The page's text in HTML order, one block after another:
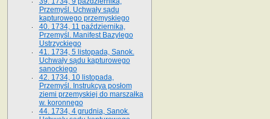
Przemyśl. Uchwały sądu
kapturowego przemyskiego
40. 1734, 11 października,
Przemyśl. Manifest Bazylego
Ustrzyckiego
41. 1734, 5 listopada, Sanok.
Uchwały sądu kapturowego
sanockiego
42. 1734, 10 listopada,
Przemyśl. Instrukcya posłom
ziemi przemyskiej do marszałka
w. koronnego
44. 1734, 4 grudnia, Sanok.